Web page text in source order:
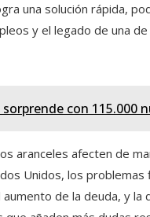
una solución rápida,
y el legado de una
sorprende con 115.000
aranceles afecten de
Unidos, los problemas
de la deuda, y